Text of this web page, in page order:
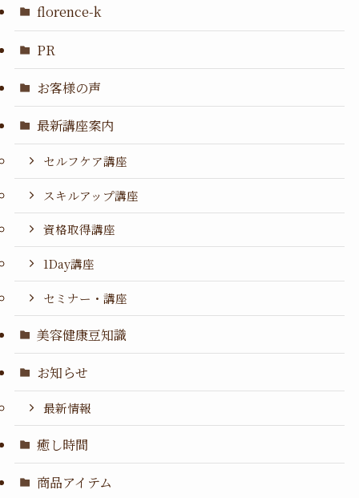
florence-k
PR
お客様の声
最新講座案内
セルフケア講座
スキルアップ講座
資格取得講座
1Day講座
セミナー・講座
美容健康豆知識
お知らせ
最新情報
癒し時間
商品アイテム